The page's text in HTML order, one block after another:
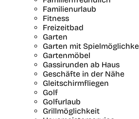
Familienurlaub
Fitness
Freizeitbad
Garten
Garten mit
Gartenmöbel
Gassirunden ab Haus
Geschäfte in der Nähe
Gleitschirmfliegen
Golf
Golfurlaub
Grillmöglichkeit